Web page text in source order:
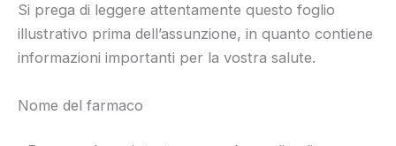
Si prega di leggere attentamente questo foglio
illustrativo prima dell’assunzione, in quanto contiene
informazioni importanti per la vostra salute.
Nome del farmaco